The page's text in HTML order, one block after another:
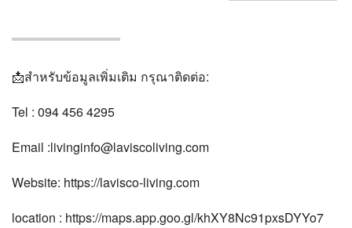
📩สำหรับข้อมูลเพิ่มเติม กรุณาติดต่อ:
Tel : 094 456 4295
Email :livinginfo@laviscoliving.com
Website: https://lavisco-living.com
location : https://maps.app.goo.gl/khXY8Nc91pxsDYYo7